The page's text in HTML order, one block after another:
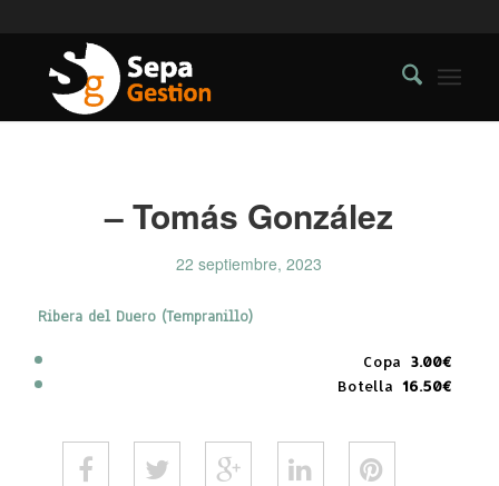
– Tomás González
22 septiembre, 2023
Ribera del Duero (Tempranillo)
Copa
3.00€
Botella 16.50€